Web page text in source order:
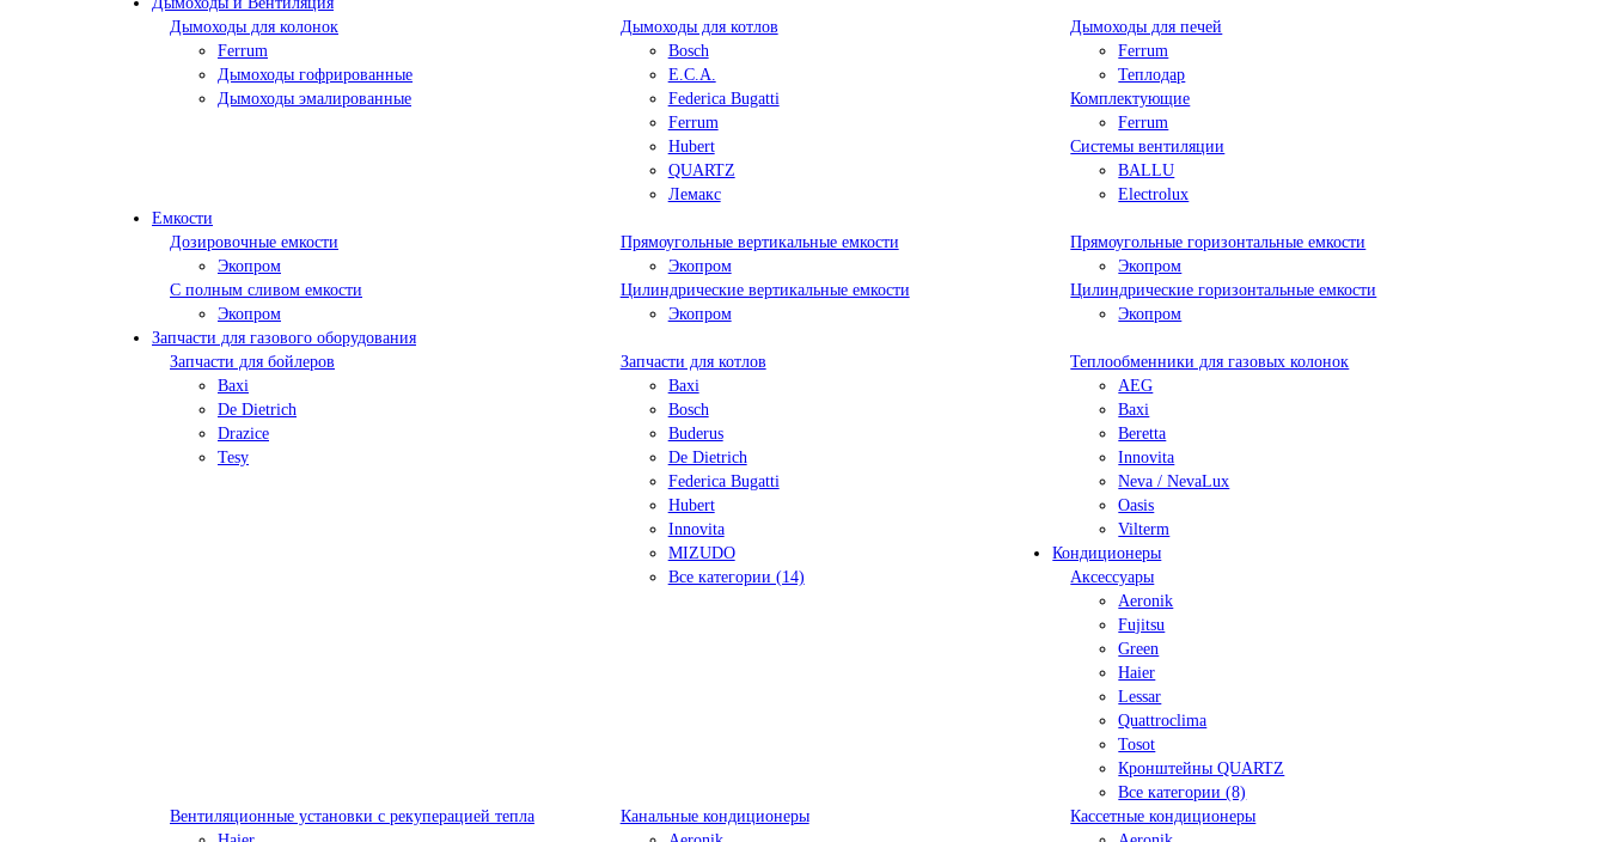
Дымоходы для колонок
Ferrum
Дымоходы гофрированные
Дымоходы эмалированные
Дымоходы для котлов
Bosch
E.C.A.
Federica Bugatti
Ferrum
Hubert
QUARTZ
Лемакс
Дымоходы для печей
Ferrum
Теплодар
Комплектующие
Ferrum
Системы вентиляции
BALLU
Electrolux
Емкости
Дозировочные емкости
Экопром
Прямоугольные вертикальные емкости
Экопром
Прямоугольные горизонтальные емкости
Экопром
С полным сливом емкости
Экопром
Цилиндрические вертикальные емкости
Экопром
Цилиндрические горизонтальные емкости
Экопром
Запчасти для газового оборудования
Запчасти для бойлеров
Baxi
De Dietrich
Drazice
Tesy
Запчасти для котлов
Baxi
Bosch
Buderus
De Dietrich
Federica Bugatti
Hubert
Innovita
MIZUDO
Все категории (14)
Теплообменники для газовых колонок
AEG
Baxi
Beretta
Innovita
Neva / NevaLux
Oasis
Vilterm
Кондиционеры
Аксессуары
Aeronik
Fujitsu
Green
Haier
Lessar
Quattroclima
Tosot
Кронштейны QUARTZ
Все категории (8)
Вентиляционные установки с рекуперацией тепла
Канальные кондиционеры
Кассетные кондиционеры